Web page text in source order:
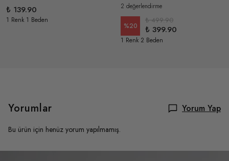
₺ 139.90
1 Renk 1 Beden
2 değerlendirme
%20
₺ 499.90
₺ 399.90
1 Renk 2 Beden
Yorumlar Yorum Yap
Bu ürün için henüz yorum yapılmamış.